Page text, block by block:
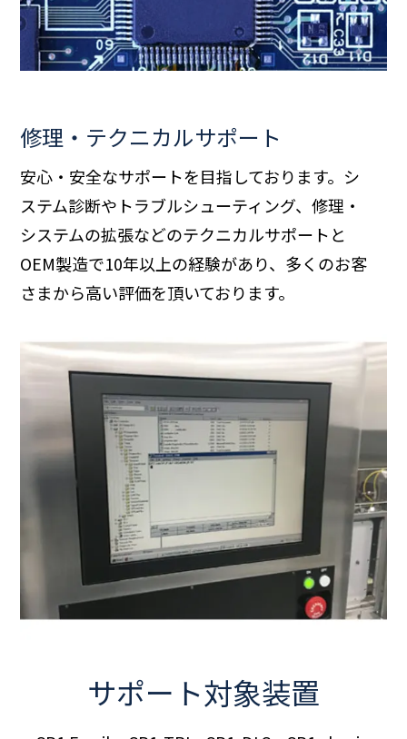
修理・テクニカルサポート
安心・安全なサポートを目指しております。シ
ステム診断やトラブルシューティング、修理・
システムの拡張などのテクニカルサポートと
OEM製造で10年以上の経験があり、多くのお客
さまから高い評価を頂いております。
サポート対象装置